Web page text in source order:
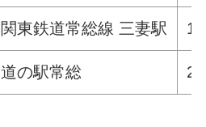
関東鉄道常総線 三妻駅
道の駅常総